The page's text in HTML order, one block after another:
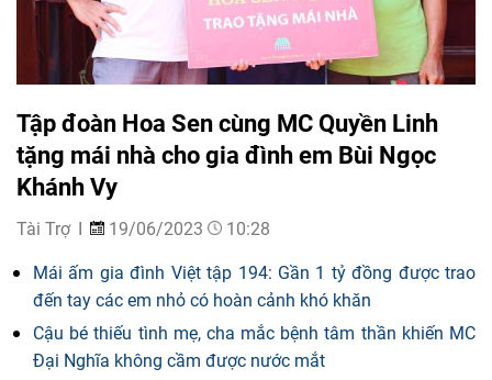
Tập đoàn Hoa Sen cùng MC Quyền Linh
tặng mái nhà cho gia đình em Bùi Ngọc
Khánh Vy
Tài Trợ 19/06/2023
10:28
Mái ấm gia đình Việt tập 194: Gần 1 tỷ đồng được trao
đến tay các em nhỏ có hoàn cảnh khó khăn
Cậu bé thiếu tình mẹ, cha mắc bệnh tâm thần khiến MC
Đại Nghĩa không cầm được nước mắt